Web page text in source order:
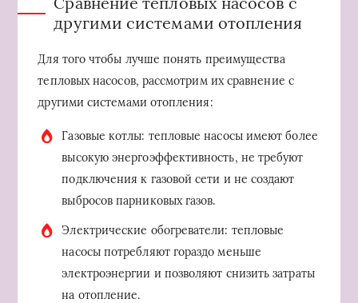
другими системами отопления
Для того чтобы лучше понять преимущества
тепловых насосов, рассмотрим их сравнение с
другими системами отопления:
Газовые котлы: тепловые насосы имеют более
высокую энергоэффективность, не требуют
подключения к газовой сети и не создают
выбросов парниковых газов.
Электрические обогреватели: тепловые
насосы потребляют гораздо меньше
электроэнергии и позволяют снизить затраты
на отопление.